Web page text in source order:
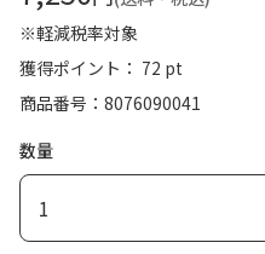
※軽減税率対象
獲得ポイント： 72 pt
商品番号
8076090041
数量
1